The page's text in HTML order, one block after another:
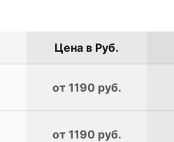
Цена в Руб.
от 1190 руб.
от 1190 руб.